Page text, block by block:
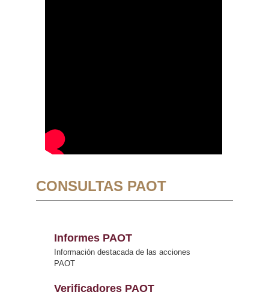
CONSULTAS PAOT
Informes PAOT
Información destacada de las acciones
PAOT
Verificadores PAOT